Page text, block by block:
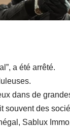
a été arrêté.
dans de
souvent des
Sablux